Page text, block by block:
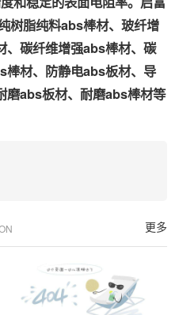
树脂纯料abs棒材、玻纤增
碳纤维增强abs棒材、碳
材、防静电abs板材、导
磨abs板材、耐磨abs棒材等
更多